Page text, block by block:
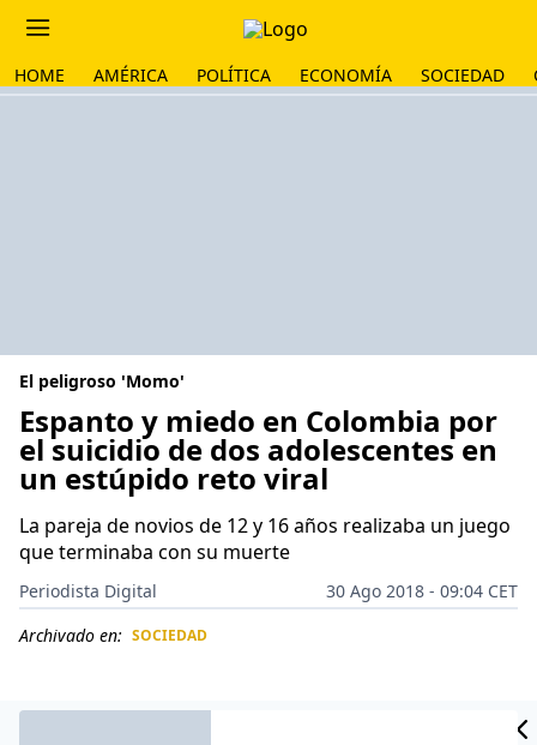
HOME AMÉRICA POLÍTICA ECONOMÍA SOCIEDAD
El peligroso 'Momo'
Espanto y miedo en Colombia por
el suicidio de dos adolescentes en
un estúpido reto viral
La pareja de novios de 12 y 16 años realizaba un juego
que terminaba con su muerte
Periodista Digital
30 Ago 2018 - 09:04 CET
Archivado en: SOCIEDAD